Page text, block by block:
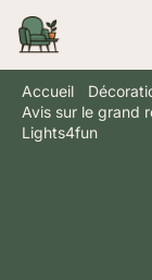
Aller
contenu
Accueil
Avis sur le grand
Lights4fun
Rechercher